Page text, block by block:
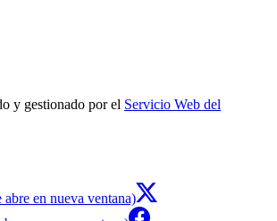
y gestionado por el Servicio Web del
en nueva ventana)